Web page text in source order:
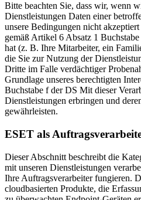
Bitte beachten Sie, dass wir, wenn
Dienstleistungen Daten einer
unsere Bedingungen nicht
gemäß Artikel 6 Absatz 1
hat (z. B. Ihre Mitarbeiter, ein
die Sie zur Nutzung der
Dritte im Falle verdächtiger
Grundlage unseres berechtigten
Buchstabe f der DS Mit dieser
Dienstleistungen erbringen und
gewährleisten.
ESET als
Dieser Abschnitt beschreibt die
mit unseren Dienstleistungen
Ihre Auftragsverarbeiter fungieren.
cloudbasierten Produkte, die